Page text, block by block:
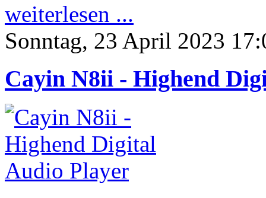
weiterlesen ...
Sonntag, 23 April 2023
Cayin N8ii - Highend